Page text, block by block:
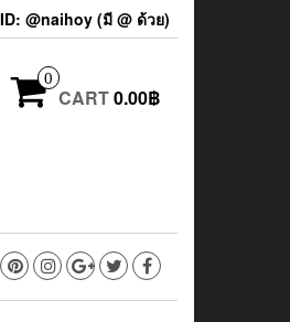
@naihoy (มี @ ด้วย)
0
CART0.00฿